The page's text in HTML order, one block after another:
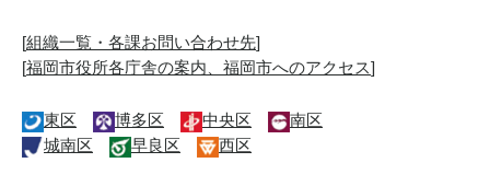
[組織一覧・各課お問い合わせ先]
[福岡市役所各庁舎の案内、福岡市へのアクセス]
東区 博多区 中央区
南区
城南区
早良区 西区